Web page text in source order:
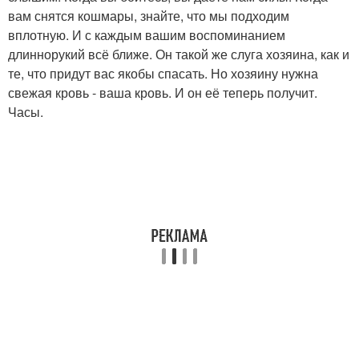
вам снятся кошмары, знайте, что мы подходим
вплотную. И с каждым вашим воспоминанием
длиннорукий всё ближе. Он такой же слуга хозяина, как и
те, что придут вас якобы спасать. Но хозяину нужна
свежая кровь - ваша кровь. И он её теперь получит.
Часы.